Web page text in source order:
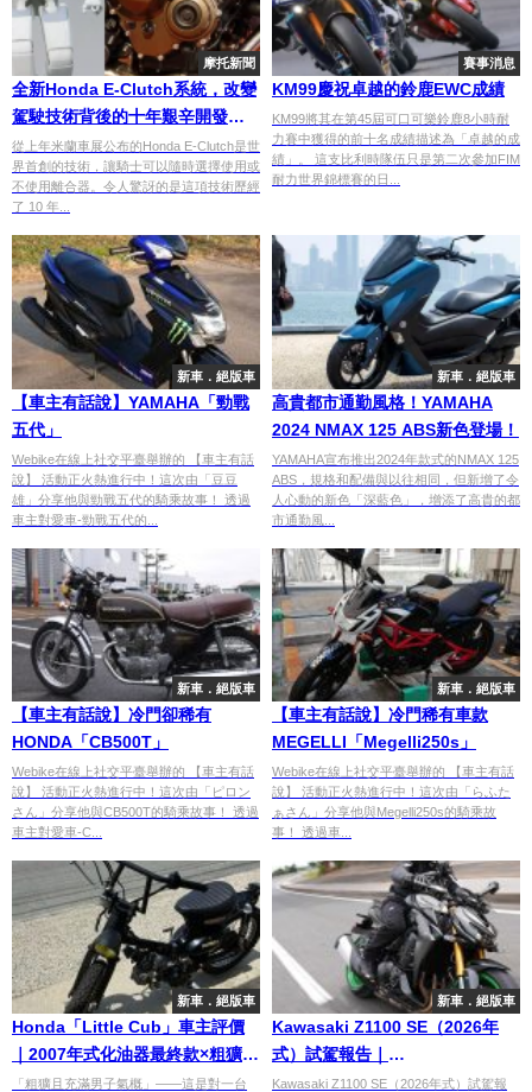
摩托新聞
全新Honda E-Clutch系統，改變
駕駛技術背後的十年艱辛開發之
路
從上年米蘭車展公布的Honda E-Clutch是世
界首創的技術，讓騎士可以隨時選擇使用或
不使用離合器。令人驚訝的是這項技術歷經
了 10 年...
賽事消息
KM99慶祝卓越的鈴鹿EWC成績
KM99將其在第45屆可口可樂鈴鹿8小時耐
力賽中獲得的前十名成績描述為「卓越的成
績」。 這支比利時隊伍只是第二次參加FIM
耐力世界錦標賽的日...
新車．絕版車
【車主有話說】YAMAHA「勁戰
五代」
Webike在線上社交平臺舉辦的 【車主有話
說】 活動正火熱進行中！這次由「豆豆
雄」分享他與勁戰五代的騎乘故事！ 透過
車主對愛車-勁戰五代的...
新車．絕版車
高貴都市通勤風格！YAMAHA
2024 NMAX 125 ABS新色登場！
YAMAHA宣布推出2024年款式的NMAX 125
ABS，規格和配備與以往相同，但新增了令
人心動的新色「深藍色」，增添了高貴的都
市通勤風...
新車．絕版車
【車主有話說】冷門卻稀有
HONDA「CB500T」
Webike在線上社交平臺舉辦的 【車主有話
說】 活動正火熱進行中！這次由「ピロン
さん」分享他與CB500T的騎乘故事！ 透過
車主對愛車-C...
新車．絕版車
【車主有話說】冷門稀有車款
MEGELLI「Megelli250s」
Webike在線上社交平臺舉辦的 【車主有話
說】 活動正火熱進行中！這次由「らふた
ぁさん」分享他與Megelli250s的騎乘故
事！ 透過車...
新車．絕版車
Honda「Little Cub」車主評價
｜2007年式化油器最終款×粗獷男
子氣概改裝通勤×線路暗藏計畫
「粗獷且充滿男子氣概」——這是對一台
新車．絕版車
Kawasaki Z1100 SE（2026年
式）試駕報告｜
1098cc×Brembo×Öhlins，外披
Kawasaki Z1100 SE（2026年式）試駕報